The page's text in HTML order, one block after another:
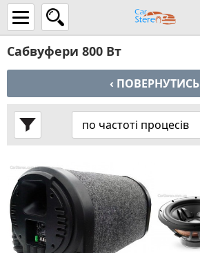
Сабвуфери 800 Вт
‹ ПОВЕРНУТИСЬ